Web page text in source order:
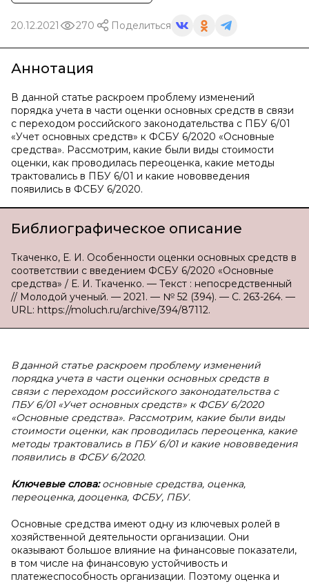
20.12.2021 270 Поделиться
Аннотация
В данной статье раскроем проблему изменений
порядка учета в части оценки основных средств в связи
с переходом российского законодательства с ПБУ 6/01
«Учет основных средств» к ФСБУ 6/2020 «Основные
средства». Рассмотрим, какие были виды стоимости
оценки, как проводилась переоценка, какие методы
трактовались в ПБУ 6/01 и какие нововведения
появились в ФСБУ 6/2020.
Библиографическое описание
Ткаченко, Е. И. Особенности оценки основных средств в
соответствии с введением ФСБУ 6/2020 «Основные
средства» / Е. И. Ткаченко. — Текст : непосредственный
// Молодой ученый. — 2021. — № 52 (394). — С. 263-264. —
URL: https://moluch.ru/archive/394/87112.
В данной статье раскроем проблему изменений
порядка учета в части оценки основных средств в
связи с переходом российского законодательства с
ПБУ 6/01 «Учет основных средств» к ФСБУ 6/2020
«Основные средства». Рассмотрим, какие были виды
стоимости оценки, как проводилась переоценка, какие
методы трактовались в ПБУ 6/01 и какие нововведения
появились в ФСБУ 6/2020.
Ключевые слова:основные средства, оценка,
переоценка, дооценка, ФСБУ, ПБУ.
Основные средства имеют одну из ключевых ролей в
хозяйственной деятельности организации. Они
оказывают большое влияние на финансовые показатели,
в том числе на финансовую устойчивость и
платежеспособность организации. Поэтому оценка и